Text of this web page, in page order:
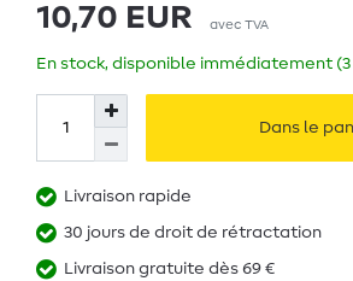
10,70 EUR avec TVA
En stock, disponible immédiatement (3
Dans le
Livraison rapide
30 jours de droit de rétractation
Livraison gratuite dès 69 €